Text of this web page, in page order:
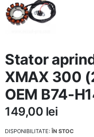
Stator
XMAX 300
OEM B74-
149,00 lei
DISPONIBILITATE: ÎN STOC